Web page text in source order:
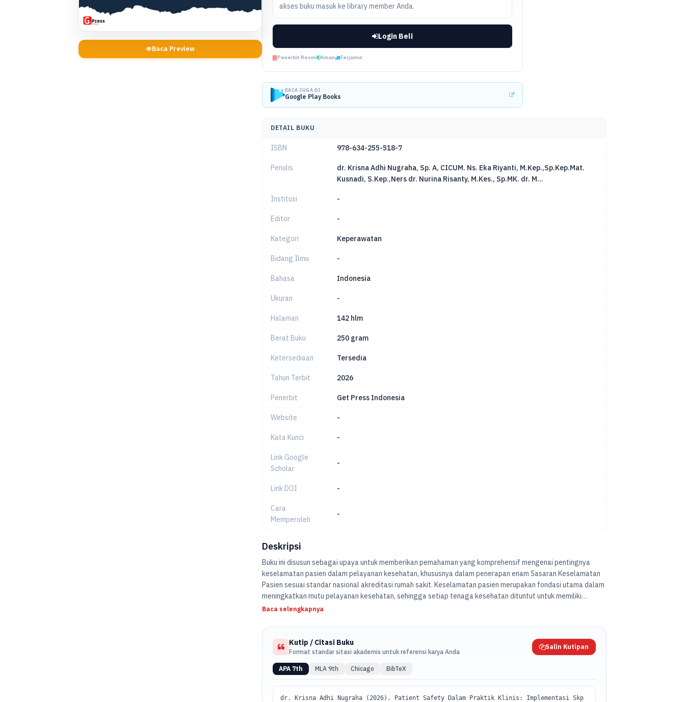
Baca Preview
akses buku masuk ke library member Anda.
Login Beli
Penerbit Resmi Aman Terjamin
BACA JUGA DI
Google Play Books
DETAIL BUKU
ISBN 978-634-255-518-7
Penulis
dr. Krisna Adhi Nugraha, Sp. A, CICUM. Ns. Eka Riyanti, M.Kep.,Sp.Kep.Mat.
Kusnadi, S.Kep.,Ners dr. Nurina Risanty, M.Kes., Sp.MK. dr. M...
Institusi -
Editor -
Kategori Keperawatan
Bidang Ilmu -
Bahasa Indonesia
Ukuran -
Halaman 142 hlm
Berat Buku 250 gram
Ketersediaan Tersedia
Tahun Terbit 2026
Penerbit Get Press Indonesia
Website -
Kata Kunci -
Link Google
Scholar
-
Link DOI -
Cara
Memperoleh
-
Deskripsi
Buku ini disusun sebagai upaya untuk memberikan pemahaman yang komprehensif mengenai pentingnya
keselamatan pasien dalam pelayanan kesehatan, khususnya dalam penerapan enam Sasaran Keselamatan
Pasien sesuai standar nasional akreditasi rumah sakit. Keselamatan pasien merupakan fondasi utama dalam
meningkatkan mutu pelayanan kesehatan, sehingga setiap tenaga kesehatan dituntut untuk memiliki
pengetahuan, keterampilan, dan sikap yang mendukung penerapannya secara konsisten.
Baca selengkapnya
Kutip / Citasi Buku
Format standar sitasi akademis untuk referensi karya Anda
Salin Kutipan
APA 7th MLA 9th Chicago BibTeX
dr. Krisna Adhi Nugraha (2026). Patient Safety Dalam Praktik Klinis: Implementasi Skp